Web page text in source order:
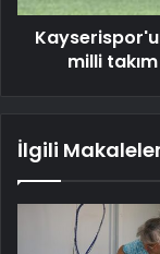
milli
İlgili